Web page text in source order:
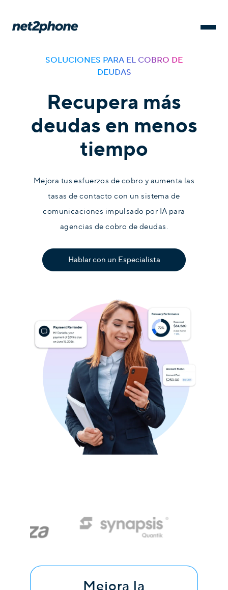
SOLUCIONES PARA EL COBRO DE
DEUDAS
Recupera más
deudas en menos
tiempo
Mejora tus esfuerzos de cobro y aumenta las
tasas de contacto con un sistema de
comunicaciones impulsado por IA para
agencias de cobro de deudas.
Hablar con un Especialista
Mejora la